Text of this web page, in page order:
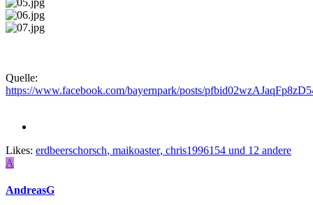
Quelle:
https://www.facebook.com/bayernpark/posts/
Likes: erdbeerschorsch, maikoaster, chris1996154 und 12 andere
A
AndreasG